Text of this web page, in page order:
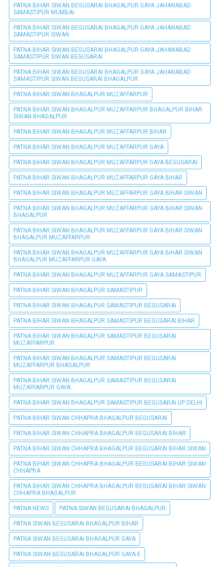
PATNA BIHAR SIWAN BEGUSARAI BHAGALPUR GAYA JAHANABAD
SAMASTIPUR MUMBAI
PATNA BIHAR SIWAN BEGUSARAI BHAGALPUR GAYA JAHANABAD
SAMASTIPUR SIWAN
PATNA BIHAR SIWAN BEGUSARAI BHAGALPUR GAYA JAHANABAD
SAMASTIPUR SIWAN BEGUSARAI
PATNA BIHAR SIWAN BEGUSARAI BHAGALPUR GAYA JAHANABAD
SAMASTIPUR SIWAN BEGUSARAI BHAGALPUR
PATNA BIHAR SIWAN BHAGALPUR MUZAFFARPUR
PATNA BIHAR SIWAN BHAGALPUR MUZAFFARPUR BHAGALPUR BIHAR
SIWAN BHAGALPUR
PATNA BIHAR SIWAN BHAGALPUR MUZAFFARPUR BIHAR
PATNA BIHAR SIWAN BHAGALPUR MUZAFFARPUR GAYA
PATNA BIHAR SIWAN BHAGALPUR MUZAFFARPUR GAYA BEGUSARAI
PATNA BIHAR SIWAN BHAGALPUR MUZAFFARPUR GAYA BIHAR
PATNA BIHAR SIWAN BHAGALPUR MUZAFFARPUR GAYA BIHAR SIWAN
PATNA BIHAR SIWAN BHAGALPUR MUZAFFARPUR GAYA BIHAR SIWAN
BHAGALPUR
PATNA BIHAR SIWAN BHAGALPUR MUZAFFARPUR GAYA BIHAR SIWAN
BHAGALPUR MUZAFFARPUR
PATNA BIHAR SIWAN BHAGALPUR MUZAFFARPUR GAYA BIHAR SIWAN
BHAGALPUR MUZAFFARPUR GAYA
PATNA BIHAR SIWAN BHAGALPUR MUZAFFARPUR GAYA SAMASTIPUR
PATNA BIHAR SIWAN BHAGALPUR SAMASTIPUR
PATNA BIHAR SIWAN BHAGALPUR SAMASTIPUR BEGUSARAI
PATNA BIHAR SIWAN BHAGALPUR SAMASTIPUR BEGUSARAI BIHAR
PATNA BIHAR SIWAN BHAGALPUR SAMASTIPUR BEGUSARAI
MUZAFFARPUR
PATNA BIHAR SIWAN BHAGALPUR SAMASTIPUR BEGUSARAI
MUZAFFARPUR BHAGALPUR
PATNA BIHAR SIWAN BHAGALPUR SAMASTIPUR BEGUSARAI
MUZAFFARPUR GAYA
PATNA BIHAR SIWAN BHAGALPUR SAMASTIPUR BEGUSARAI UP DELHI
PATNA BIHAR SIWAN CHHAPRA BHAGALPUR BEGUSARAI
PATNA BIHAR SIWAN CHHAPRA BHAGALPUR BEGUSARAI BIHAR
PATNA BIHAR SIWAN CHHAPRA BHAGALPUR BEGUSARAI BIHAR SIWAN
PATNA BIHAR SIWAN CHHAPRA BHAGALPUR BEGUSARAI BIHAR SIWAN
CHHAPRA
PATNA BIHAR SIWAN CHHAPRA BHAGALPUR BEGUSARAI BIHAR SIWAN
CHHAPRA BHAGALPUR
PATNA NEWS PATNA SIWAN BEGUSARAI BHAGALPUR
PATNA SIWAN BEGUSARAI BHAGALPUR BIHAR
PATNA SIWAN BEGUSARAI BHAGALPUR GAYA
PATNA SIWAN BEGUSARAI BHAGALPUR GAYA E